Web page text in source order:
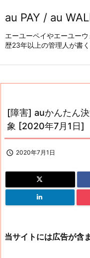
au PAY / au
エーユーペイやエーユー
歴23年以上の管理人が書
[障害] auかんたん
象 [2020年7月1日]
 2020年7月1日
当サイトには広告が含